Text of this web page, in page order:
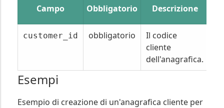
Campo Obbligatorio Descrizione
customer_id obbligatorio
Il codice
cliente
dell'anagrafica.
Esempi
Esempio di creazione di un'anagrafica cliente per